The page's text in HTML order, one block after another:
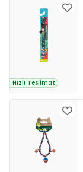
Hızlı Teslimat